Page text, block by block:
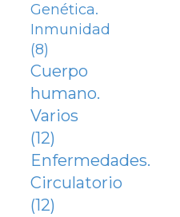
Genética.
Inmunidad
(8)
Cuerpo
humano.
Varios
(12)
Enfermedades.
Circulatorio
(12)